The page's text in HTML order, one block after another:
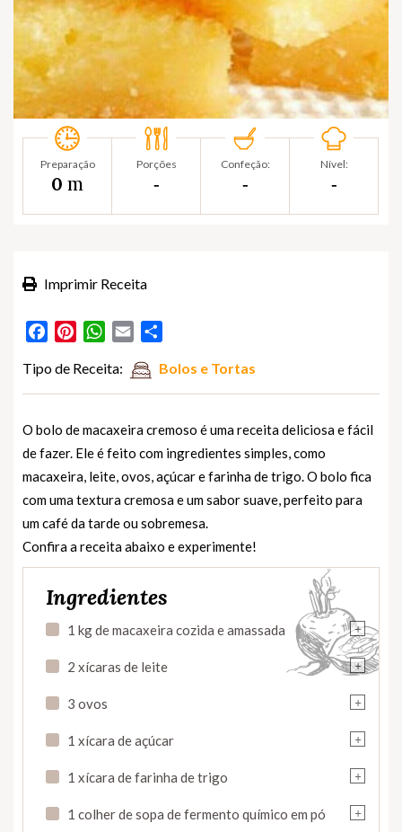
Preparação
0 m
Porções
‐
Confeção:
‐
Nível:
‐
Imprimir Receita
FacebookPinterestWhatsApp
Email
Tipo de Receita: Bolos e Tortas
O bolo de macaxeira cremoso é uma receita deliciosa e fácil
de fazer. Ele é feito com ingredientes simples, como
macaxeira, leite, ovos, açúcar e farinha de trigo. O bolo fica
com uma textura cremosa e um sabor suave, perfeito para
um café da tarde ou sobremesa.
Confira a receita abaixo e experimente!
Ingredientes
+
1 kg de macaxeira cozida e amassada
+
2 xícaras de leite
+
3 ovos
+
1 xícara de açúcar
+
1 xícara de farinha de trigo
+
1 colher de sopa de fermento químico em pó